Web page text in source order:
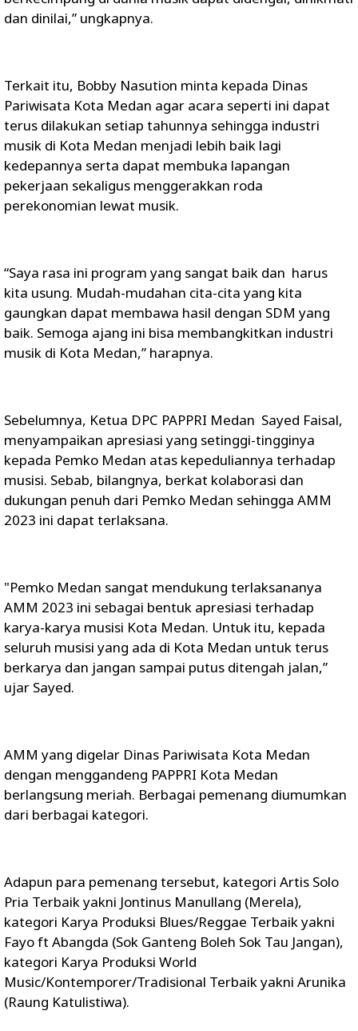
dan dinilai,” ungkapnya.
Terkait itu, Bobby Nasution minta kepada Dinas
Pariwisata Kota Medan agar acara seperti ini dapat
terus dilakukan setiap tahunnya sehingga industri
musik di Kota Medan menjadi lebih baik lagi
kedepannya serta dapat membuka lapangan
pekerjaan sekaligus menggerakkan roda
perekonomian lewat musik.
“Saya rasa ini program yang sangat baik dan harus
kita usung. Mudah-mudahan cita-cita yang kita
gaungkan dapat membawa hasil dengan SDM yang
baik. Semoga ajang ini bisa membangkitkan industri
musik di Kota Medan,” harapnya.
Sebelumnya, Ketua DPC PAPPRI Medan Sayed Faisal,
menyampaikan apresiasi yang setinggi-tingginya
kepada Pemko Medan atas kepeduliannya terhadap
musisi. Sebab, bilangnya, berkat kolaborasi dan
dukungan penuh dari Pemko Medan sehingga AMM
2023 ini dapat terlaksana.
"Pemko Medan sangat mendukung terlaksananya
AMM 2023 ini sebagai bentuk apresiasi terhadap
karya-karya musisi Kota Medan. Untuk itu, kepada
seluruh musisi yang ada di Kota Medan untuk terus
berkarya dan jangan sampai putus ditengah jalan,”
ujar Sayed.
AMM yang digelar Dinas Pariwisata Kota Medan
dengan menggandeng PAPPRI Kota Medan
berlangsung meriah. Berbagai pemenang diumumkan
dari berbagai kategori.
Adapun para pemenang tersebut, kategori Artis Solo
Pria Terbaik yakni Jontinus Manullang (Merela),
kategori Karya Produksi Blues/Reggae Terbaik yakni
Fayo ft Abangda (Sok Ganteng Boleh Sok Tau Jangan),
kategori Karya Produksi World
Music/Kontemporer/Tradisional Terbaik yakni Arunika
(Raung Katulistiwa).